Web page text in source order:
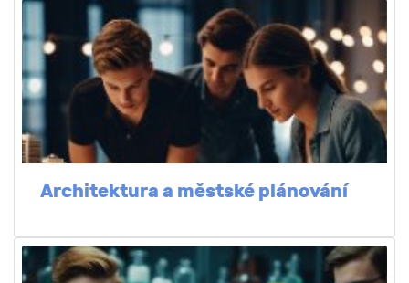
Architektura a městské plánování